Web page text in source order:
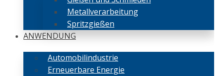
Metallverarbeitung
Spritzgießen
ANWENDUNG
Automobilindustrie
Erneuerbare Energie